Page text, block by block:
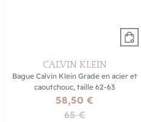
CALVIN KLEIN
Bague Calvin Klein Grade en acier et
caoutchouc, taille 62-63
58,50 €
65 €